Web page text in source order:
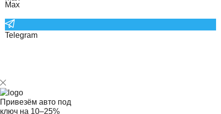
Max
Telegram
Привезём авто под
ключ на 10–25%